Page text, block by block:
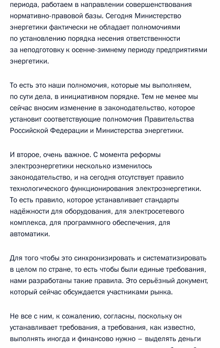
периода, работаем в направлении совершенствования
нормативно-правовой базы. Сегодня Министерство
энергетики фактически не обладает полномочиями
по установлению порядка несения ответственности
за неподготовку к осенне-зимнему периоду предприятиями
энергетики.
То есть это наши полномочия, которые мы выполняем,
по сути дела, в инициативном порядке. Тем не менее мы
сейчас вносим изменение в законодательство, которое
установит соответствующие полномочия Правительства
Российской Федерации и Министерства энергетики.
И второе, очень важное. С момента реформы
электроэнергетики несколько изменилось
законодательство, и на сегодня отсутствует правило
технологического функционирования электроэнергетики.
То есть правило, которое устанавливает стандарты
надёжности для оборудования, для электросетевого
комплекса, для программного обеспечения, для
автоматики.
Для того чтобы это синхронизировать и систематизировать
в целом по стране, то есть чтобы были единые требования,
нами разработаны такие правила. Это серьёзный документ,
который сейчас обсуждается участниками рынка.
Не все с ним, к сожалению, согласны, поскольку он
устанавливает требования, а требования, как известно,
выполнять иногда и финансово нужно – выделять деньги